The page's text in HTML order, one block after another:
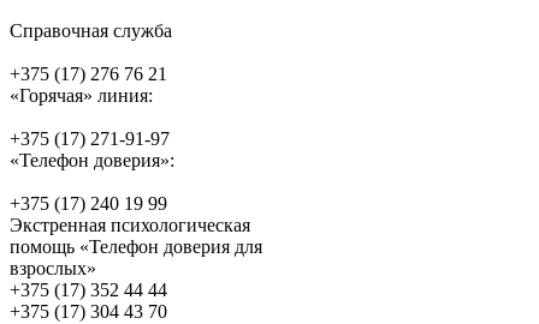
Справочная служба
+375 (17) 276 76 21
«Горячая» линия:
+375 (17) 271-91-97
«Телефон доверия»:
+375 (17) 240 19 99
Экстренная психологическая
помощь «Телефон доверия для
взрослых»
+375 (17) 352 44 44
+375 (17) 304 43 70